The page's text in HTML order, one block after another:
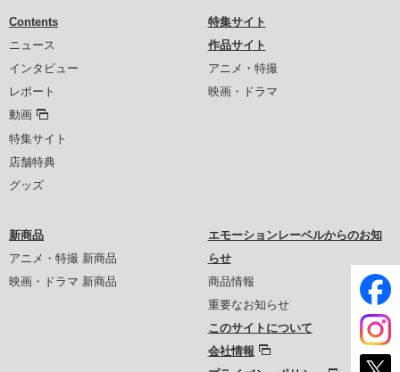
Contents
ニュース
インタビュー
レポート
動画
特集サイト
店舗特典
グッズ
特集サイト
作品サイト
アニメ・特撮
映画・ドラマ
新商品
アニメ・特撮 新商品
映画・ドラマ 新商品
エモーションレーベルからのお知
らせ
商品情報
重要なお知らせ
このサイトについて
会社情報